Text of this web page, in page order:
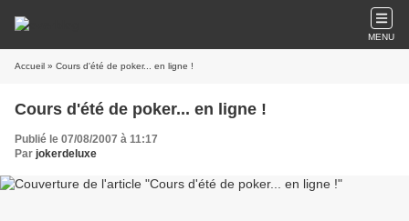
MENU
Accueil » Cours d'été de poker... en ligne !
Cours d'été de poker... en ligne !
Publié le 07/08/2007 à 11:17
Par jokerdeluxe